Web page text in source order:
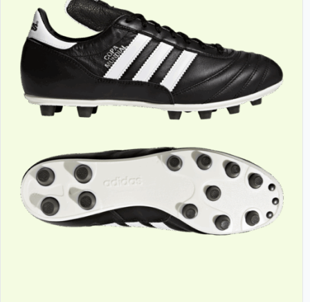
Varianten
auf.
Die
Optionen
können
Produktseite
gewählt